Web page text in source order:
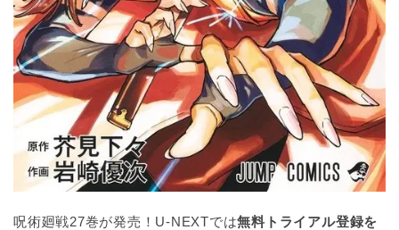
呪術廻戦27巻が発売！U-NEXTでは無料トライアル登録を